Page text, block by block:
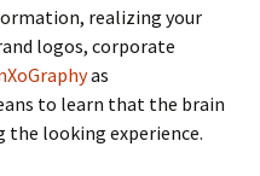
realizing your
logos, corporate
as
to learn that the brain
looking experience.